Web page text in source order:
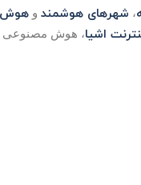
، شهرهای هوشمند وهوش
اشیا، هوش مصنوعی